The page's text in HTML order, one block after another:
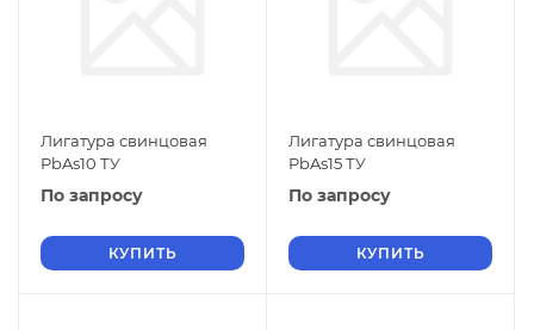
Лигатура свинцовая
PbAs10 ТУ
По запросу
КУПИТЬ
Лигатура свинцовая
PbAs15 ТУ
По запросу
КУПИТЬ